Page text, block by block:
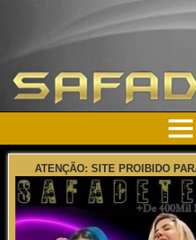
ATENÇÃO: SITE PROIBIDO